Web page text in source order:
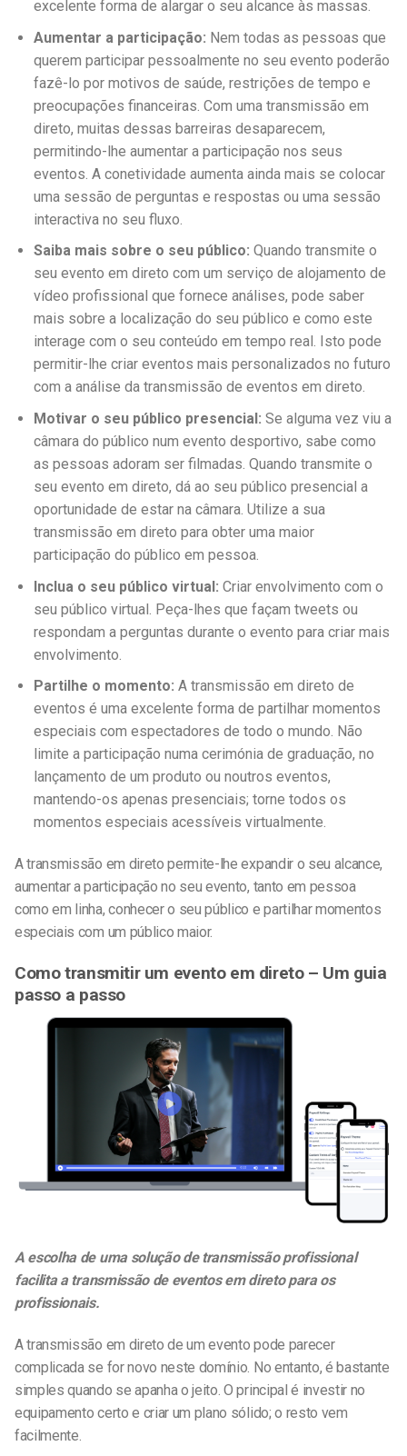
excelente forma de alargar o seu alcance às massas.
Aumentar a participação: Nem todas as pessoas que
querem participar pessoalmente no seu evento poderão
fazê-lo por motivos de saúde, restrições de tempo e
preocupações financeiras. Com uma transmissão em
direto, muitas dessas barreiras desaparecem,
permitindo-lhe aumentar a participação nos seus
eventos. A conetividade aumenta ainda mais se colocar
uma sessão de perguntas e respostas ou uma sessão
interactiva no seu fluxo.
Saiba mais sobre o seu público: Quando transmite o
seu evento em direto com um serviço de alojamento de
vídeo profissional que fornece análises, pode saber
mais sobre a localização do seu público e como este
interage com o seu conteúdo em tempo real. Isto pode
permitir-lhe criar eventos mais personalizados no futuro
com a análise da transmissão de eventos em direto.
Motivar o seu público presencial: Se alguma vez viu a
câmara do público num evento desportivo, sabe como
as pessoas adoram ser filmadas. Quando transmite o
seu evento em direto, dá ao seu público presencial a
oportunidade de estar na câmara. Utilize a sua
transmissão em direto para obter uma maior
participação do público em pessoa.
Inclua o seu público virtual: Criar envolvimento com o
seu público virtual. Peça-lhes que façam tweets ou
respondam a perguntas durante o evento para criar mais
envolvimento.
Partilhe o momento: A transmissão em direto de
eventos é uma excelente forma de partilhar momentos
especiais com espectadores de todo o mundo. Não
limite a participação numa cerimónia de graduação, no
lançamento de um produto ou noutros eventos,
mantendo-os apenas presenciais; torne todos os
momentos especiais acessíveis virtualmente.
A transmissão em direto permite-lhe expandir o seu alcance,
aumentar a participação no seu evento, tanto em pessoa
como em linha, conhecer o seu público e partilhar momentos
especiais com um público maior.
Como transmitir um evento em direto – Um guia
passo a passo
A escolha de uma solução de transmissão profissional
facilita a transmissão de eventos em direto para os
profissionais.
A transmissão em direto de um evento pode parecer
complicada se for novo neste domínio. No entanto, é bastante
simples quando se apanha o jeito. O principal é investir no
equipamento certo e criar um plano sólido; o resto vem
facilmente.